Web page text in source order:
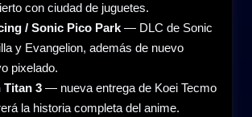
con ciudad de juguetes.
/ Sonic Pico Park— DLC de Sonic
y Evangelion, además de nuevo
pixelado.
Titan 3 — nueva entrega de Koei Tecmo
la historia completa del anime.